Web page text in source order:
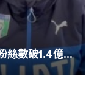
絲數破1.4億...